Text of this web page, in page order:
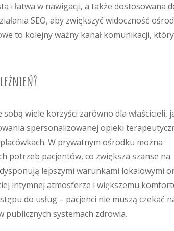
i łatwa w nawigacji, a także dostosowana
SEO, aby zwiększyć widoczność
to kolejny ważny kanał komunikacji, który
wiele korzyści zarówno dla właścicieli,
spersonalizowanej opieki
W prywatnym ośrodku można
potrzeb pacjentów, co zwiększa szanse na
lepszymi warunkami lokalowymi
intymnej atmosferze i większemu
do usług – pacjenci nie muszą czekać
publicznych systemach zdrowia.